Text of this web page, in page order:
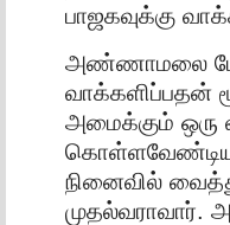
பாஜகவுக்கு
அண்ணாமலை
வாக்களிப்பதன்
அமைக்கும் ஒரு
நினைவில்
முதல்வராவார்.